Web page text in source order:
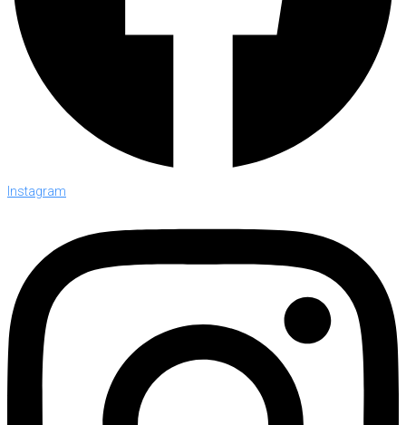
Instagram